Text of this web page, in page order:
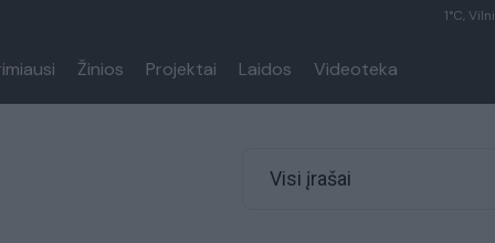
1°C,
Žinios Projektai Laidos Videoteka
Visi įrašai